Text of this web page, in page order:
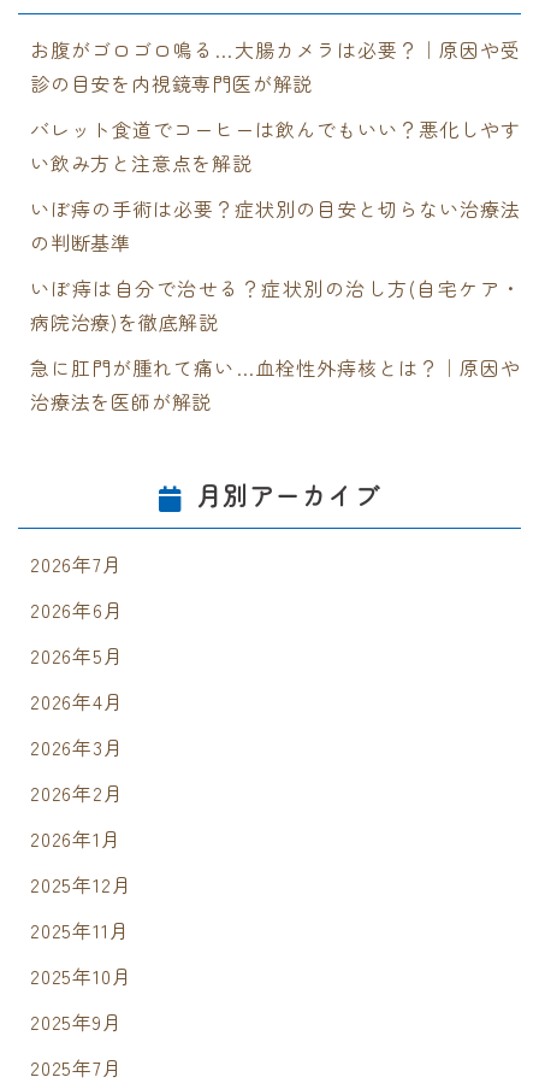
お腹がゴロゴロ鳴る…大腸カメラは必要？｜原因や受
診の目安を内視鏡専門医が解説
バレット食道でコーヒーは飲んでもいい？悪化しやす
い飲み方と注意点を解説
いぼ痔の手術は必要？症状別の目安と切らない治療法
の判断基準
いぼ痔は自分で治せる？症状別の治し方(自宅ケア・
病院治療)を徹底解説
急に肛門が腫れて痛い…血栓性外痔核とは？｜原因や
治療法を医師が解説
月別アーカイブ
2026年7月
2026年6月
2026年5月
2026年4月
2026年3月
2026年2月
2026年1月
2025年12月
2025年11月
2025年10月
2025年9月
2025年7月